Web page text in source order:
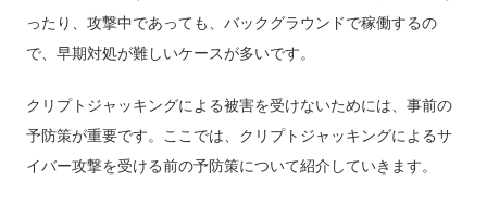
ったり、攻撃中であっても、バックグラウンドで稼働するの
で、早期対処が難しいケースが多いです。
クリプトジャッキングによる被害を受けないためには、事前の
予防策が重要です。ここでは、クリプトジャッキングによるサ
イバー攻撃を受ける前の予防策について紹介していきます。